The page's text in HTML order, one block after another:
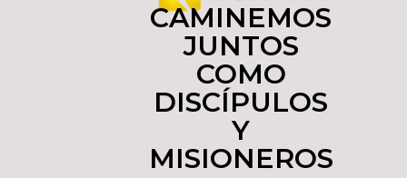
CAMINEMOS
JUNTOS
COMO
DISCÍPULOS
Y
MISIONEROS